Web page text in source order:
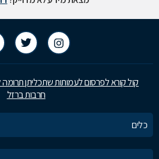
קול קורא לפרסום לעמותות שתכליתן תרומה
חרבות ברזל
כלים